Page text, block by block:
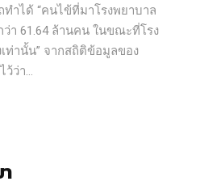
ำได้ “คนไข้ที่มาโรงพยาบาล
า 61.64 ล้านคน ในขณะที่โรง
ท่านั้น” จากสถิติข้อมูลของ
ว่า...